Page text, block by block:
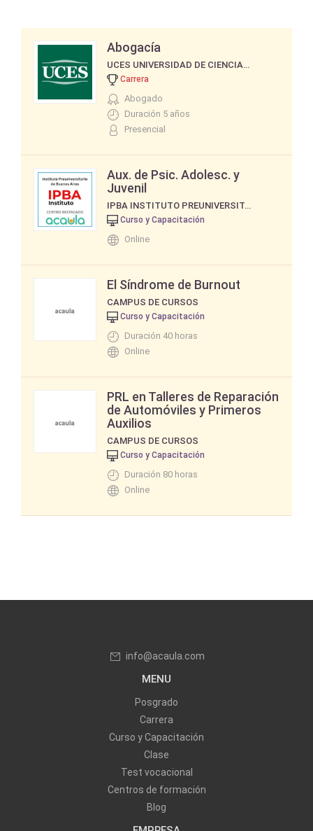
Abogacía
UCES UNIVERSIDAD DE CIENCIAS EMPRESARIALES Y SOCIALES
Carrera
Abogado
Duración 5 años
Presencial
Aux. de Psic. Adolesc. y
Juvenil
IPBA INSTITUTO PREUNIVERSITARIO DE BUENOS AIRES
Curso y Capacitación
Online
El Síndrome de Burnout
CAMPUS DE CURSOS
Curso y Capacitación
Duración 40 horas
Online
PRL en Talleres de Reparación
de Automóviles y Primeros
Auxilios
CAMPUS DE CURSOS
Curso y Capacitación
Duración 80 horas
Online
info@acaula.com
MENU
Posgrado
Carrera
Curso y Capacitación
Clase
Test vocacional
Centros de formación
Blog